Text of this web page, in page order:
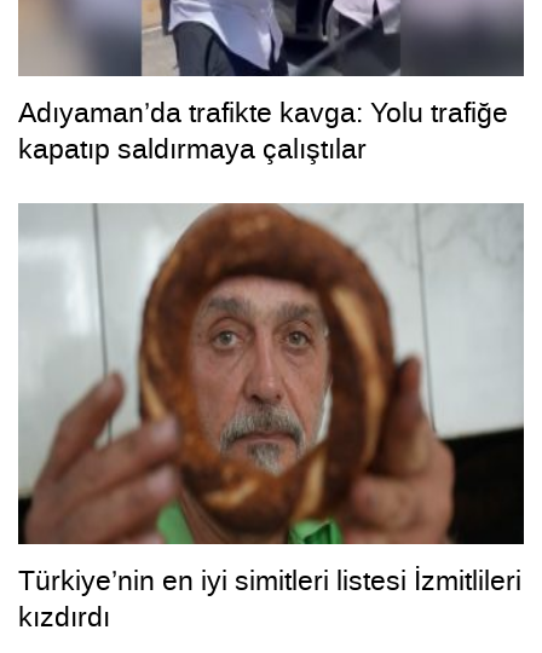
Adıyaman’da trafikte kavga: Yolu trafiğe
kapatıp saldırmaya çalıştılar
Türkiye’nin en iyi simitleri listesi İzmitlileri
kızdırdı